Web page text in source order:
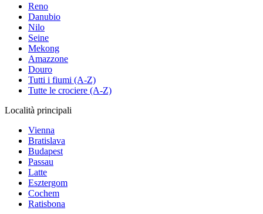
Reno
Danubio
Nilo
Seine
Mekong
Amazzone
Douro
Tutti i fiumi (A-Z)
Tutte le crociere (A-Z)
Località principali
Vienna
Bratislava
Budapest
Passau
Latte
Esztergom
Cochem
Ratisbona